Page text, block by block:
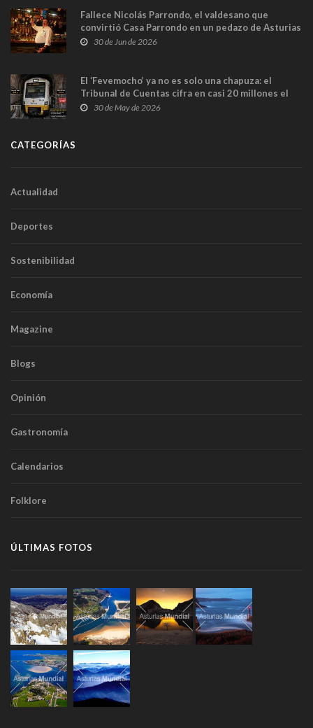
Fallece Nicolás Parrondo, el valdesano que
convirtió Casa Parrondo en un pedazo de Asturias
en Madrid
30 de Jun de 2026
El ‘Fevemocho’ ya no es solo una chapuza: el
Tribunal de Cuentas cifra en casi 20 millones el
sobrecoste de los trenes que no cabían por los
30 de May de 2026
CATEGORÍAS
Actualidad
Deportes
Sostenibilidad
Economía
Magazine
Blogs
Opinión
Gastronomía
Calendarios
Folklore
ÚLTIMAS FOTOS